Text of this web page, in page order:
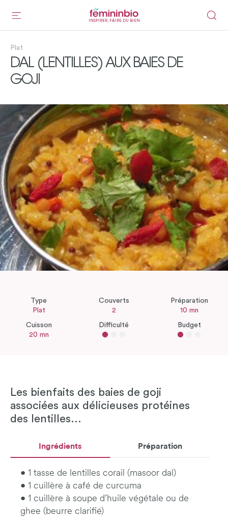
INSPIRER, FAIRE DU BIEN
Plat
DAL (LENTILLES) AUX BAIES DE
GOJI
Type
Plat
Couverts
2
Préparation
10 mn
Cuisson
20 mn
Difficulté Budget
Les bienfaits des baies de goji
associées aux délicieuses protéines
des lentilles...
Ingrédients Préparation
• 1 tasse de lentilles corail (masoor dal)
• 1 cuillère à café de curcuma
• 1 cuillère à soupe d’huile végétale ou de
ghee (beurre clarifié)